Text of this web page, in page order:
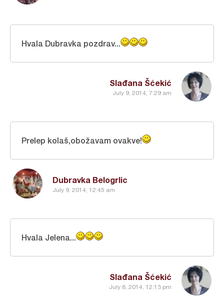
Slađana Šćekić
July 9, 2014, 7:29 am
Hvala Dubravka pozdrav...
Dubravka Belogrlic
July 9, 2014, 12:45 am
Prelep kolaš,obožavam ovakve!
Slađana Šćekić
July 8, 2014, 12:13 pm
Hvala Jelena...